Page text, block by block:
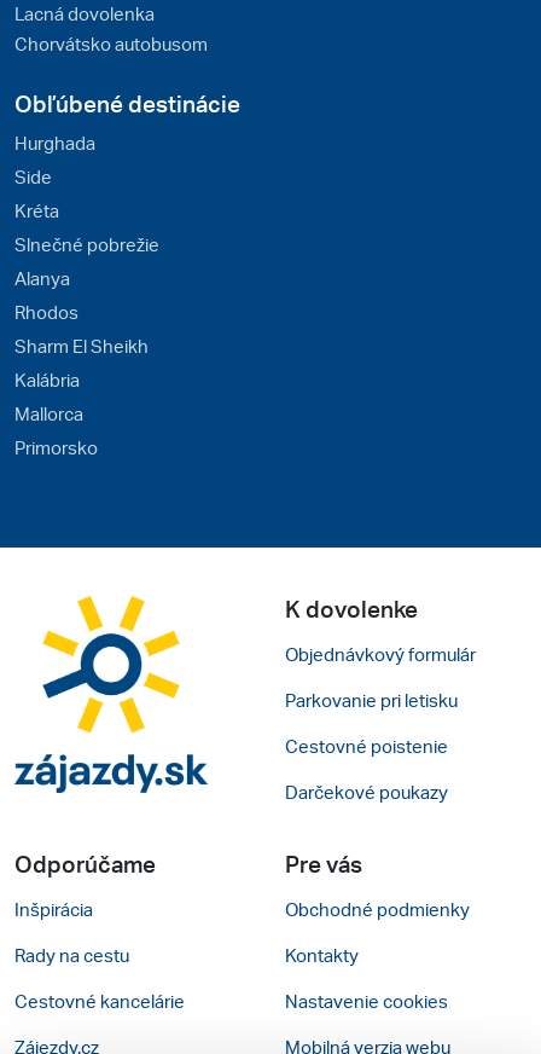
Lacná dovolenka
Chorvátsko autobusom
Obľúbené destinácie
Hurghada
Side
Kréta
Slnečné pobrežie
Alanya
Rhodos
Sharm El Sheikh
Kalábria
Mallorca
Primorsko
K dovolenke
Objednávkový formulár
Parkovanie pri letisku
Cestovné poistenie
Darčekové poukazy
Odporúčame
Inšpirácia
Rady na cestu
Cestovné kancelárie
Zájezdy.cz
Pre vás
Obchodné podmienky
Kontakty
Nastavenie cookies
Mobilná verzia webu